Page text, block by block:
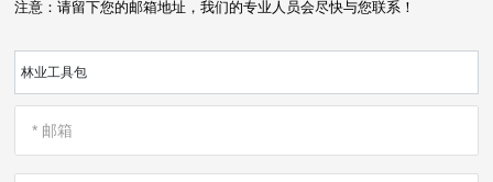
注意：请留下您的邮箱地址，我们的专业人员会尽快与您联系！
林业工具包